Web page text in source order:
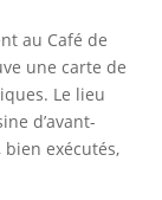
au Café de
une carte de
Le lieu
d’avant-
exécutés,